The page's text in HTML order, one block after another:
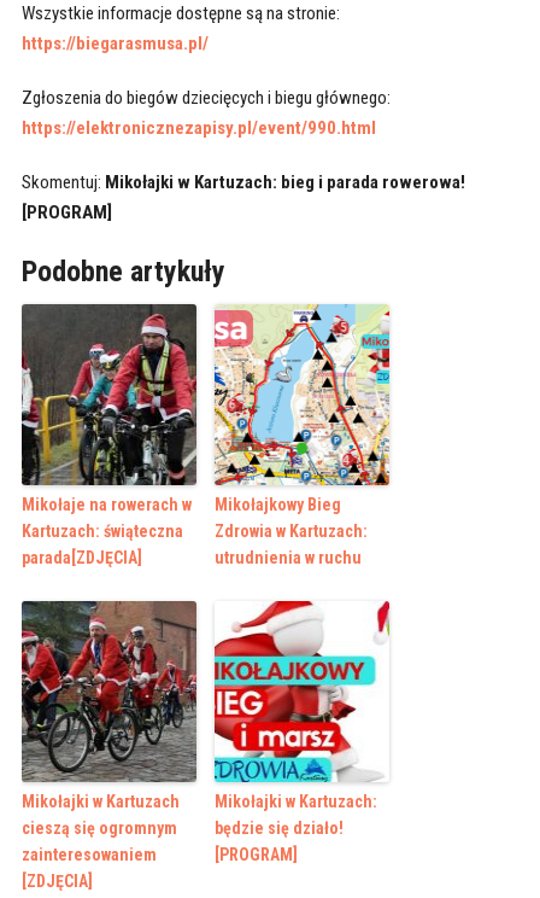
Wszystkie informacje dostępne są na stronie:
https://biegarasmusa.pl/
Zgłoszenia do biegów dziecięcych i biegu głównego:
https://elektronicznezapisy.pl/event/990.html
Skomentuj: Mikołajki w Kartuzach: bieg i parada rowerowa!
[PROGRAM]
Podobne artykuły
Mikołaje na rowerach w
Kartuzach: świąteczna
parada[ZDJĘCIA]
Mikołajkowy Bieg
Zdrowia w Kartuzach:
utrudnienia w ruchu
Mikołajki w Kartuzach
cieszą się ogromnym
zainteresowaniem
[ZDJĘCIA]
Mikołajki w Kartuzach:
będzie się działo!
[PROGRAM]